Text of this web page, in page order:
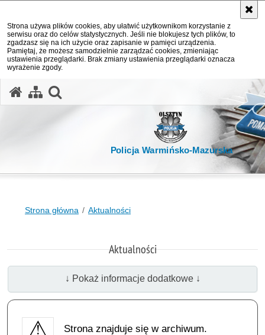
Strona używa plików cookies, aby ułatwić użytkownikom korzystanie z
serwisu oraz do celów statystycznych. Jeśli nie blokujesz tych plików, to
zgadzasz się na ich użycie oraz zapisanie w pamięci urządzenia.
Pamiętaj, że możesz samodzielnie zarządzać cookies, zmieniając
ustawienia przeglądarki. Brak zmiany ustawienia przeglądarki oznacza
wyrażenie zgody.
Policja Warmińsko-Mazurska
Strona główna Aktualności
Aktualności
↓ Pokaż informacje dodatkowe ↓
Strona znajduje się w archiwum.